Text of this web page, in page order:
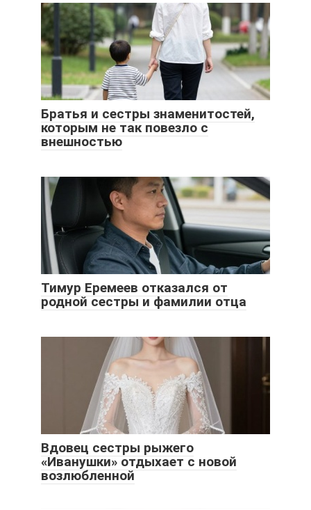
Братья и сестры знаменитостей,
которым не так повезло с
внешностью
Тимур Еремеев отказался от
родной сестры и фамилии отца
Вдовец сестры рыжего
«Иванушки» отдыхает с новой
возлюбленной